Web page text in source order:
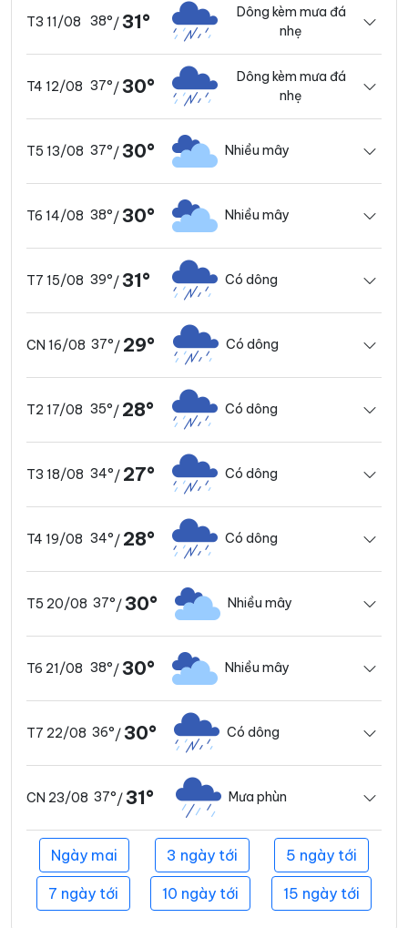
T3 11/08 38°/31°
Dông kèm mưa đá
nhẹ
T4 12/08 37°/30°
Dông kèm mưa đá
nhẹ
T5 13/08 37°/30° Nhiều mây
T6 14/08 38°/30° Nhiều mây
T7 15/08 39°/31° Có dông
CN 16/08 37°/ 29° Có dông
T2 17/08 35°/ 28° Có dông
T3 18/08 34°/ 27° Có dông
T4 19/08 34°/ 28° Có dông
T5 20/08 37°/30° Nhiều mây
T6 21/08 38°/30° Nhiều mây
T7 22/08 36°/30° Có dông
CN 23/08 37°/31° Mưa phùn
Ngày mai 3 ngày tới 5 ngày tới
7 ngày tới 10 ngày tới 15 ngày tới